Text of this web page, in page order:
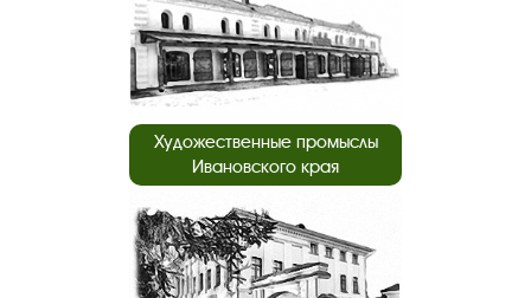
Художественные промыслы
Ивановского края